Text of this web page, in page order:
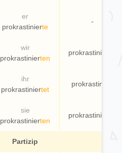
er
prokrastinierte
-
wir
prokrastinierten
prokrastinier
ihr
prokrastiniertet
prokrastinier
sie
prokrastinierten
prokrastinier
Partizip